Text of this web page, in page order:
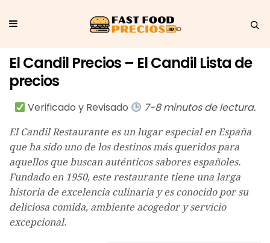
El Candil Precios – El Candil Lista de
precios
Verificado y Revisado 7-8 minutos de lectura.
El Candil Restaurante es un lugar especial en España
que ha sido uno de los destinos más queridos para
aquellos que buscan auténticos sabores españoles.
Fundado en 1950, este restaurante tiene una larga
historia de excelencia culinaria y es conocido por su
deliciosa comida, ambiente acogedor y servicio
excepcional.